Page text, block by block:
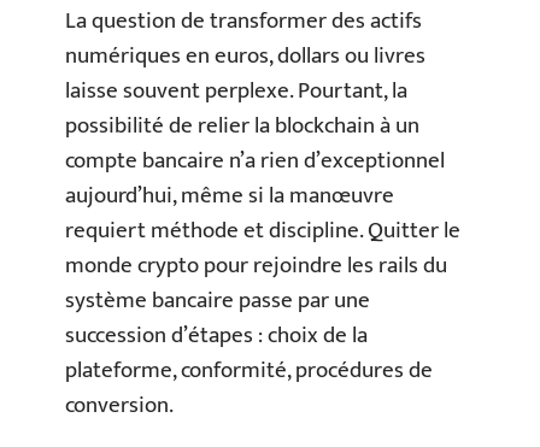
La question de transformer des actifs
numériques en euros, dollars ou livres
laisse souvent perplexe. Pourtant, la
possibilité de relier la blockchain à un
compte bancaire n’a rien d’exceptionnel
aujourd’hui, même si la manœuvre
requiert méthode et discipline. Quitter le
monde crypto pour rejoindre les rails du
système bancaire passe par une
succession d’étapes : choix de la
plateforme, conformité, procédures de
conversion.